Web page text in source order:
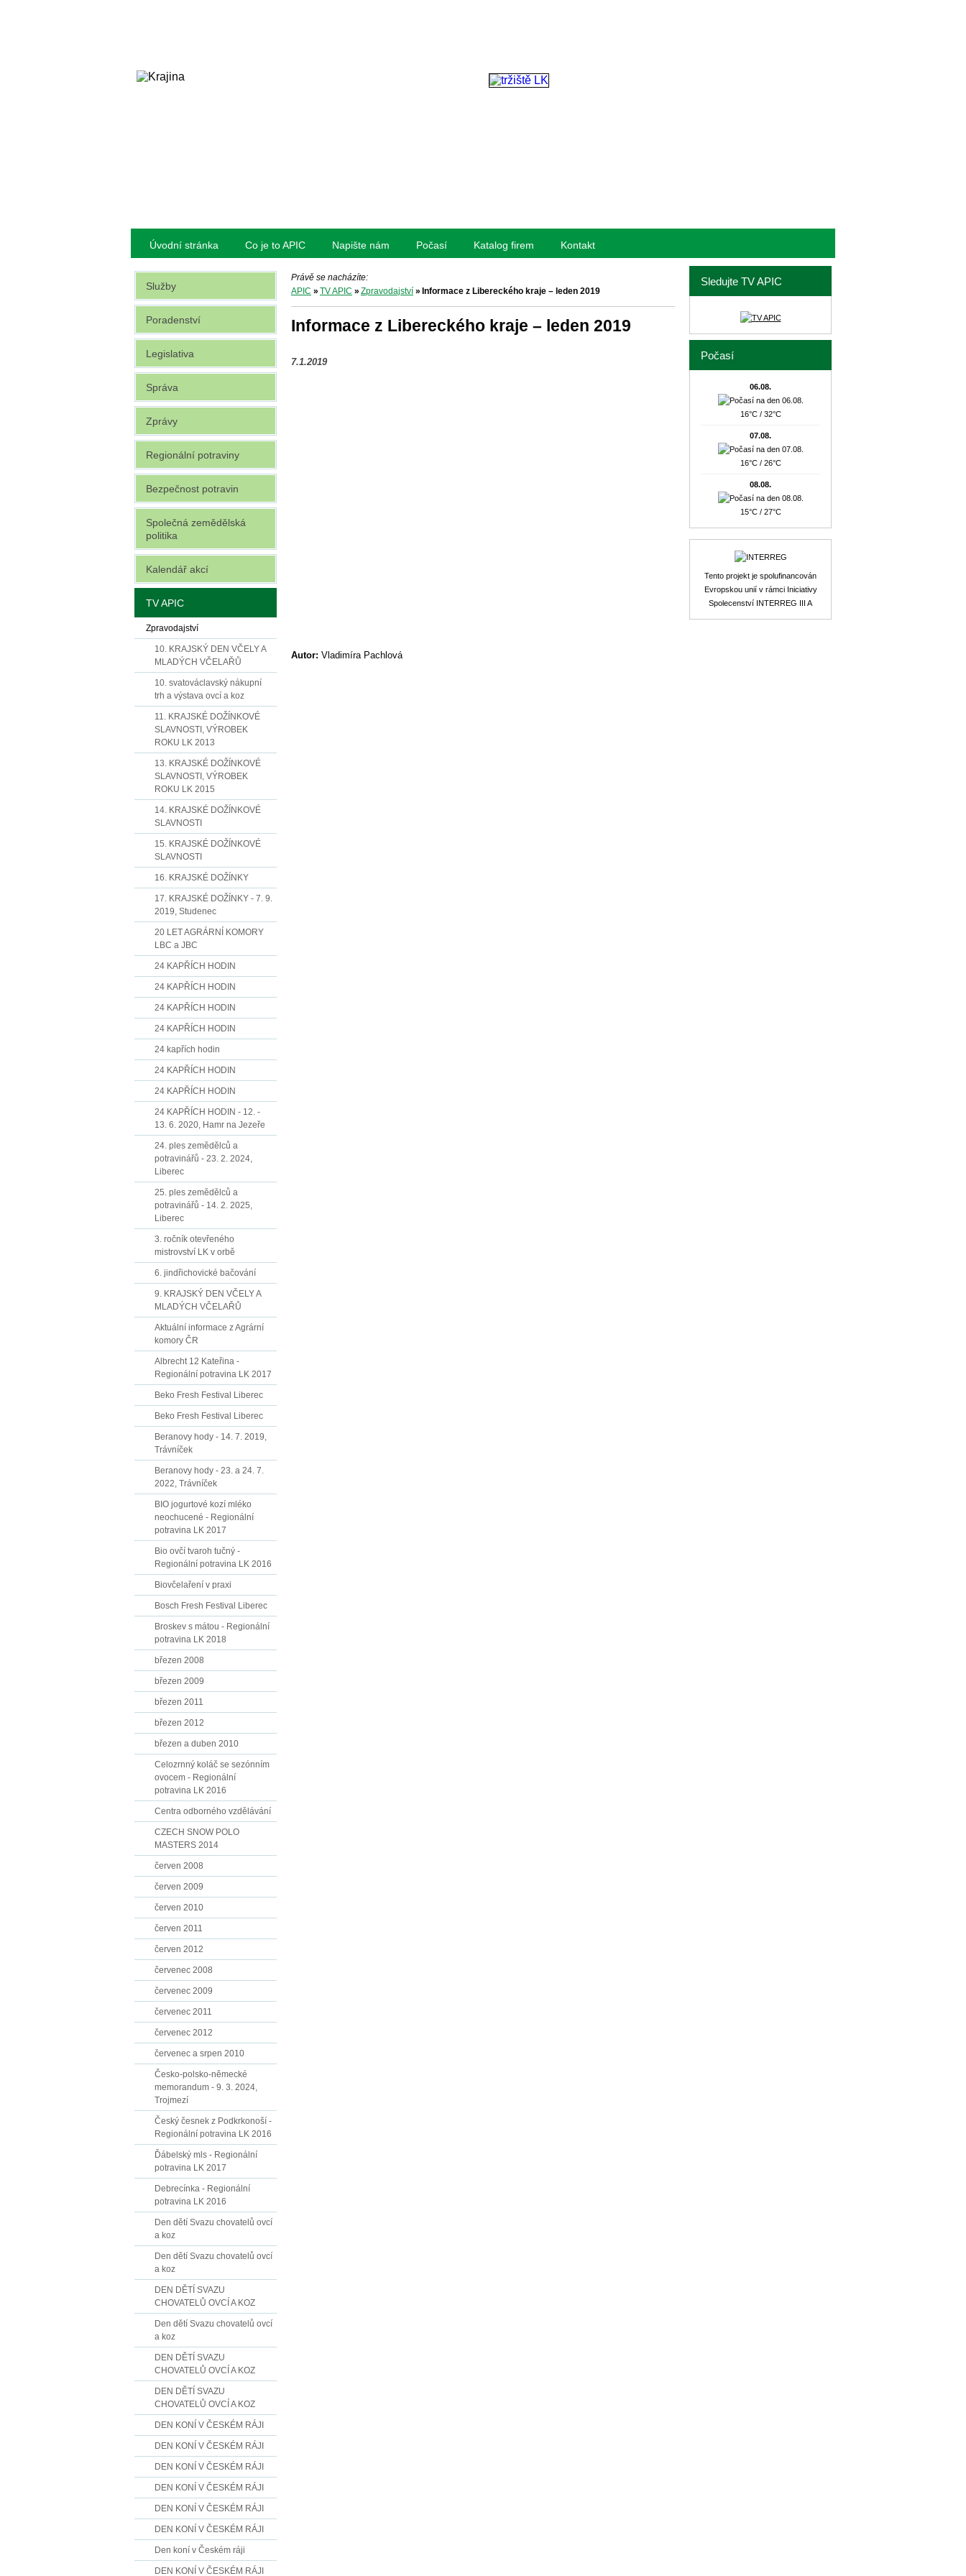
Úvodní stránka Co je to APIC Napište nám Počasí Katalog firem Kontakt
Právě se nacházíte:
APIC » TV APIC » Zpravodajství» Informace z Libereckého kraje – leden 2019
Informace z Libereckého kraje – leden 2019
7.1.2019
Autor: Vladimíra Pachlová
Služby
Poradenství
Legislativa
Správa
Zprávy
Regionální potraviny
Bezpečnost potravin
Společná zemědělská
politika
Kalendář akcí
TV APIC
Zpravodajství
10. KRAJSKÝ DEN VČELY A
MLADÝCH VČELAŘŮ
10. svatováclavský nákupní
trh a výstava ovcí a koz
11. KRAJSKÉ DOŽÍNKOVÉ
SLAVNOSTI, VÝROBEK
ROKU LK 2013
13. KRAJSKÉ DOŽÍNKOVÉ
SLAVNOSTI, VÝROBEK
ROKU LK 2015
14. KRAJSKÉ DOŽÍNKOVÉ
SLAVNOSTI
15. KRAJSKÉ DOŽÍNKOVÉ
SLAVNOSTI
16. KRAJSKÉ DOŽÍNKY
17. KRAJSKÉ DOŽÍNKY - 7. 9.
2019, Studenec
20 LET AGRÁRNÍ KOMORY
LBC a JBC
24 KAPŘÍCH HODIN
24 KAPŘÍCH HODIN
24 KAPŘÍCH HODIN
24 KAPŘÍCH HODIN
24 kapřích hodin
24 KAPŘÍCH HODIN
24 KAPŘÍCH HODIN
24 KAPŘÍCH HODIN - 12. -
13. 6. 2020, Hamr na Jezeře
24. ples zemědělců a
potravinářů - 23. 2. 2024,
Liberec
25. ples zemědělců a
potravinářů - 14. 2. 2025,
Liberec
3. ročník otevřeného
mistrovství LK v orbě
6. jindřichovické bačování
9. KRAJSKÝ DEN VČELY A
MLADÝCH VČELAŘŮ
Aktuální informace z Agrární
komory ČR
Albrecht 12 Kateřina -
Regionální potravina LK 2017
Beko Fresh Festival Liberec
Beko Fresh Festival Liberec
Beranovy hody - 14. 7. 2019,
Trávníček
Beranovy hody - 23. a 24. 7.
2022, Trávníček
BIO jogurtové kozí mléko
neochucené - Regionální
potravina LK 2017
Bio ovčí tvaroh tučný -
Regionální potravina LK 2016
Biovčelaření v praxi
Bosch Fresh Festival Liberec
Broskev s mátou - Regionální
potravina LK 2018
březen 2008
březen 2009
březen 2011
březen 2012
březen a duben 2010
Celozrnný koláč se sezónním
ovocem - Regionální
potravina LK 2016
Centra odborného vzdělávání
CZECH SNOW POLO
MASTERS 2014
červen 2008
červen 2009
červen 2010
červen 2011
červen 2012
červenec 2008
červenec 2009
červenec 2011
červenec 2012
červenec a srpen 2010
Česko-polsko-německé
memorandum - 9. 3. 2024,
Trojmezí
Český česnek z Podkrkonoší -
Regionální potravina LK 2016
Ďábelský mls - Regionální
potravina LK 2017
Debrecínka - Regionální
potravina LK 2016
Den dětí Svazu chovatelů ovcí
a koz
Den dětí Svazu chovatelů ovcí
a koz
DEN DĚTÍ SVAZU
CHOVATELŮ OVCÍ A KOZ
Den dětí Svazu chovatelů ovcí
a koz
DEN DĚTÍ SVAZU
CHOVATELŮ OVCÍ A KOZ
DEN DĚTÍ SVAZU
CHOVATELŮ OVCÍ A KOZ
DEN KONÍ V ČESKÉM RÁJI
DEN KONÍ V ČESKÉM RÁJI
DEN KONÍ V ČESKÉM RÁJI
DEN KONÍ V ČESKÉM RÁJI
DEN KONÍ V ČESKÉM RÁJI
DEN KONÍ V ČESKÉM RÁJI
Den koní v Českém ráji
DEN KONÍ V ČESKÉM RÁJI
Sledujte TV APIC
Počasí
06.08.
16°C / 32°C
07.08.
16°C / 26°C
08.08.
15°C / 27°C
Tento projekt je spolufinancován
Evropskou unií v rámci Iniciativy
Spolecenství INTERREG III A